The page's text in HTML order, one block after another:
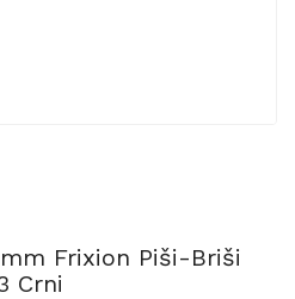
Frixion Piši-Briši
Crni